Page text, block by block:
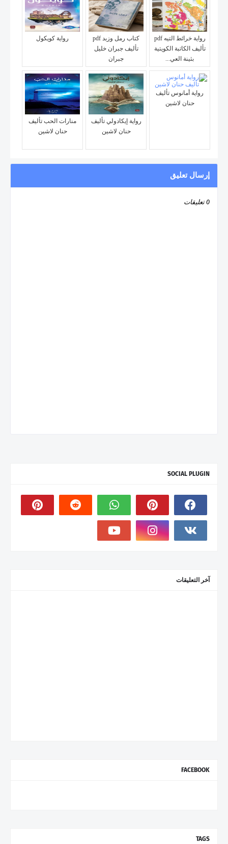
رواية خرائط التيه pdf
تأليف الكاتبة الكويتية
بثينة العي...
كتاب رمل وزبد pdf
تأليف جبران خليل
جبران
رواية كويكول
رواية أمانوس تأليف
حنان لاشين
رواية إيكادولي تأليف
حنان لاشين
منارات الحب تأليف
حنان لاشين
إرسال تعليق
0 تعليقات
SOCIAL PLUGIN
آخر التعليقات
FACEBOOK
TAGS